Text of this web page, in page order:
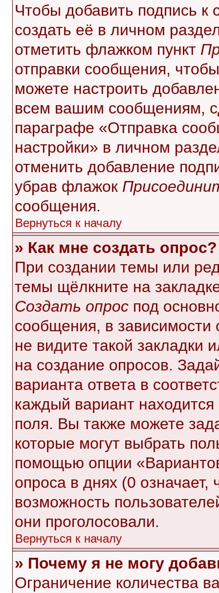
Чтобы добавить подпись
создать её в личном
отметить флажком пункт
отправки сообщения,
можете настроить
всем вашим сообщениям,
параграфе «Отправка
настройки» в личном
отменить добавление
убрав флажок
сообщения.
Вернуться к началу
» Как мне создать опрос?
При создании темы или
темы щёлкните на
Создать опрос под
сообщения, в зависимости
не видите такой
на создание опросов.
варианта ответа в
каждый вариант находится
поля. Вы также можете
которые могут выбрать
помощью опции
опроса в днях (0
возможность
они проголосовали.
Вернуться к началу
» Почему я не могу
Ограничение количества